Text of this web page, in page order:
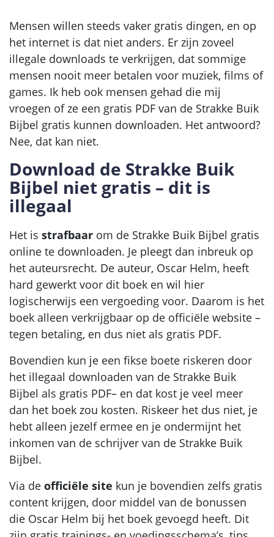
Mensen willen steeds vaker gratis dingen, en op
het internet is dat niet anders. Er zijn zoveel
illegale downloads te verkrijgen, dat sommige
mensen nooit meer betalen voor muziek, films of
games. Ik heb ook mensen gehad die mij
vroegen of ze een gratis PDF van de Strakke Buik
Bijbel gratis kunnen downloaden. Het antwoord?
Nee, dat kan niet.
Download de Strakke Buik
Bijbel niet gratis – dit is
illegaal
Het is strafbaar om de Strakke Buik Bijbel gratis
online te downloaden. Je pleegt dan inbreuk op
het auteursrecht. De auteur, Oscar Helm, heeft
hard gewerkt voor dit boek en wil hier
logischerwijs een vergoeding voor. Daarom is het
boek alleen verkrijgbaar op de officiële website –
tegen betaling, en dus niet als gratis PDF.
Bovendien kun je een fikse boete riskeren door
het illegaal downloaden van de Strakke Buik
Bijbel als gratis PDF– en dat kost je veel meer
dan het boek zou kosten. Riskeer het dus niet, je
hebt alleen jezelf ermee en je ondermijnt het
inkomen van de schrijver van de Strakke Buik
Bijbel.
Via de officiële site kun je bovendien zelfs gratis
content krijgen, door middel van de bonussen
die Oscar Helm bij het boek gevoegd heeft. Dit